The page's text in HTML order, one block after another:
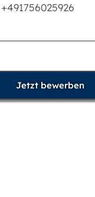
Jetzt bewerben